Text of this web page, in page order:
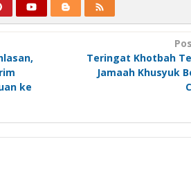
ke
Teringat Khotbah
Jamaah Khusyuk